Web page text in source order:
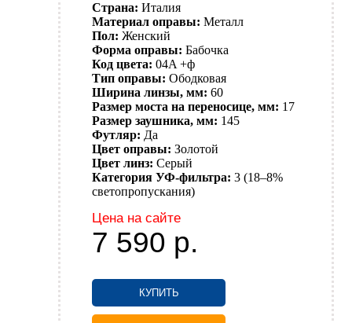
Страна: Италия
Материал оправы: Металл
Пол: Женский
Форма оправы: Бабочка
Код цвета: 04A +ф
Тип оправы: Ободковая
Ширина линзы, мм: 60
Размер моста на переносице, мм: 17
Размер заушника, мм: 145
Футляр: Да
Цвет оправы: Золотой
Цвет линз: Серый
Категория УФ-фильтра: 3 (18–8%
светопропускания)
Цена на сайте
7 590 р.
КУПИТЬ